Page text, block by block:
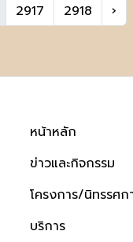
2917 2918 ›
หน้าหลัก
ข่าวและกิจกรรม
โครงการ/นิทรรศก
บริการ